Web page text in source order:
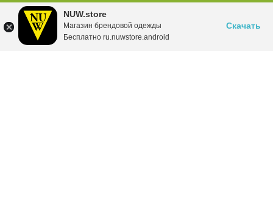
NUW.store
Магазин брендовой одежды
Бесплатно ru.nuwstore.android
Скачать